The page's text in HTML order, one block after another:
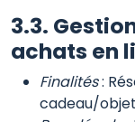
3.3.
achats en
Finalités:
cadeau/